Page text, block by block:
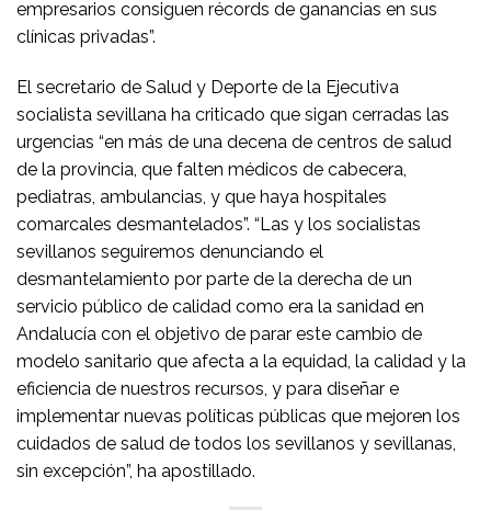
empresarios consiguen récords de ganancias en sus
clínicas privadas”.
El secretario de Salud y Deporte de la Ejecutiva
socialista sevillana ha criticado que sigan cerradas las
urgencias “en más de una decena de centros de salud
de la provincia, que falten médicos de cabecera,
pediatras, ambulancias, y que haya hospitales
comarcales desmantelados”. “Las y los socialistas
sevillanos seguiremos denunciando el
desmantelamiento por parte de la derecha de un
servicio público de calidad como era la sanidad en
Andalucía con el objetivo de parar este cambio de
modelo sanitario que afecta a la equidad, la calidad y la
eficiencia de nuestros recursos, y para diseñar e
implementar nuevas políticas públicas que mejoren los
cuidados de salud de todos los sevillanos y sevillanas,
sin excepción”, ha apostillado.